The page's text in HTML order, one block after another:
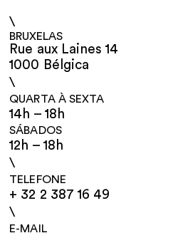
\
BRUXELAS
Rue aux Laines 14
1000 Bélgica
\
QUARTA À SEXTA
14h – 18h
SÁBADOS
12h – 18h
\
TELEFONE
+ 32 2 387 16 49
\
E-MAIL